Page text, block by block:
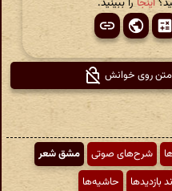
متن روی خوانش
شرح‌های صوتی
مشق شعر
بازدیدها
حاشیه‌ها